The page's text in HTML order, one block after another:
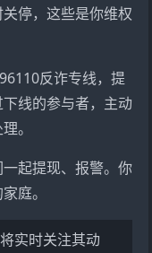
停，这些是你维权
反诈专线，提
线的参与者，主动
。
起提现、报警。你
庭。
实时关注其动